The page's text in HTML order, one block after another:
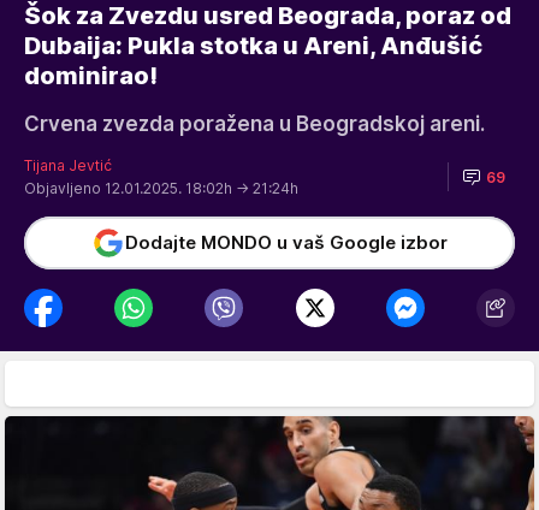
Šok za Zvezdu usred Beograda, poraz od
Dubaija: Pukla stotka u Areni, Anđušić
dominirao!
Crvena zvezda poražena u Beogradskoj areni.
Tijana Jevtić
Objavljeno 12.01.2025. 18:02h → 21:24h
69
Dodajte MONDO u vaš Google izbor